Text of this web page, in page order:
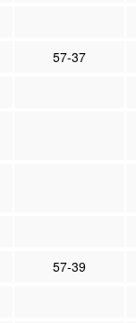
57-37
57-39